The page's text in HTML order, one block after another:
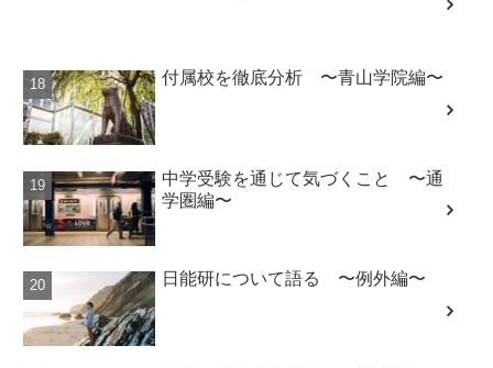
付属校を徹底分析 〜青山学院編〜
中学受験を通じて気づくこと 〜通
学圏編〜
日能研について語る 〜例外編〜